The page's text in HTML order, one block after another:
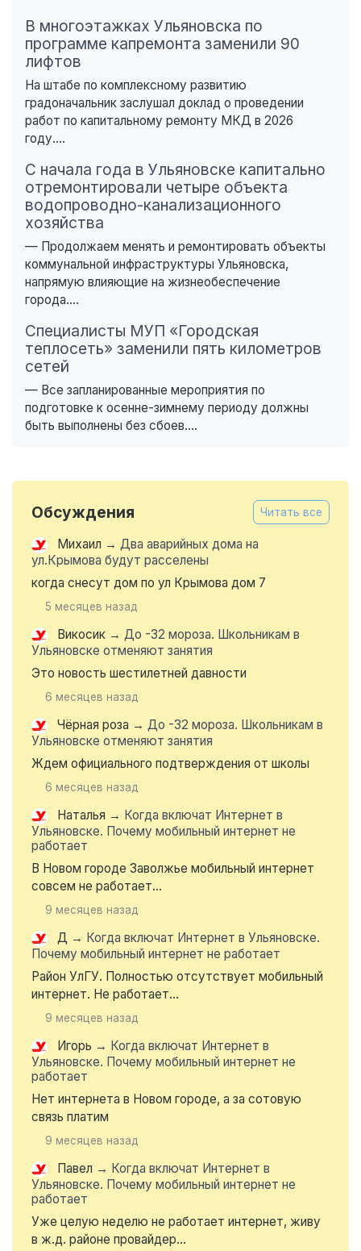
В многоэтажках Ульяновска по
программе капремонта заменили 90
лифтов
На штабе по комплексному развитию
градоначальник заслушал доклад о проведении
работ по капитальному ремонту МКД в 2026
году....
С начала года в Ульяновске капитально
отремонтировали четыре объекта
водопроводно-канализационного
хозяйства
— Продолжаем менять и ремонтировать объекты
коммунальной инфраструктуры Ульяновска,
напрямую влияющие на жизнеобеспечение
города....
Специалисты МУП «Городская
теплосеть» заменили пять километров
сетей
— Все запланированные мероприятия по
подготовке к осенне-зимнему периоду должны
быть выполнены без сбоев....
Обсуждения Читать все
Михаил → Два аварийных дома на
ул.Крымова будут расселены
когда снесут дом по ул Крымова дом 7
5 месяцев назад
Викосик → До -32 мороза. Школьникам в
Ульяновске отменяют занятия
Это новость шестилетней давности
6 месяцев назад
Чёрная роза → До -32 мороза. Школьникам в
Ульяновске отменяют занятия
Ждем официального подтверждения от школы
6 месяцев назад
Наталья → Когда включат Интернет в
Ульяновске. Почему мобильный интернет не
работает
В Новом городе Заволжье мобильный интернет
совсем не работает...
9 месяцев назад
Д → Когда включат Интернет в Ульяновске.
Почему мобильный интернет не работает
Район УлГУ. Полностью отсутствует мобильный
интернет. Не работает...
9 месяцев назад
Игорь → Когда включат Интернет в
Ульяновске. Почему мобильный интернет не
работает
Нет интернета в Новом городе, а за сотовую
связь платим
9 месяцев назад
Павел → Когда включат Интернет в
Ульяновске. Почему мобильный интернет не
работает
Уже целую неделю не работает интернет, живу
в ж.д. районе провайдер...